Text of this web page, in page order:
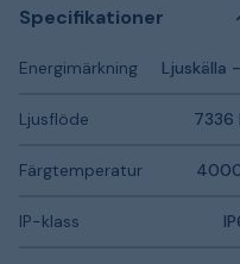
Specifikationer
Energimärkning Ljuskälla
Ljusflöde 7336
Färgtemperatur
IP-klass